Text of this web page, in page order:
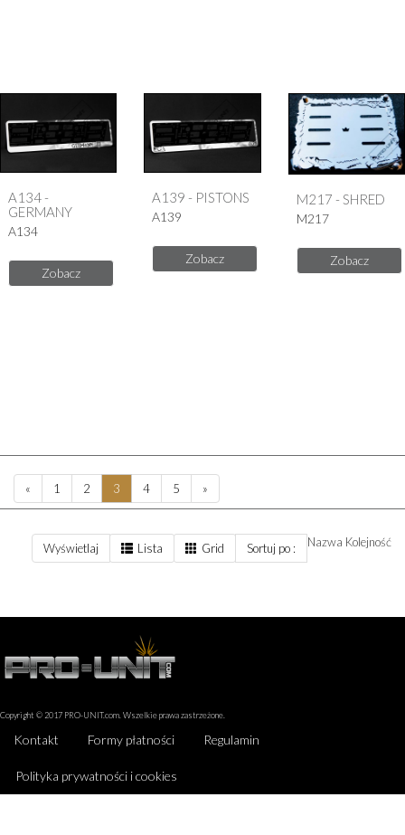
A134 -
GERMANY
A134
Zobacz
A139 - PISTONS
A139
Zobacz
M217 - SHRED
M217
Zobacz
« 1 2 3 4 5 »
Wyświetlaj Lista Grid Sortuj po : Nazwa Kolejność
Copyright © 2017 PRO-UNIT.com. Wszelkie prawa zastrzeżone.
Kontakt Formy płatności Regulamin
Polityka prywatności i cookies